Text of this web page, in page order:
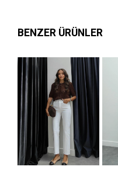
BENZER ÜRÜNLER